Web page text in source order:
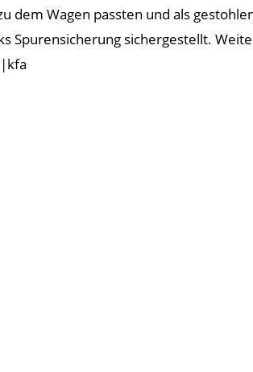
dem Wagen passten und als
Spurensicherung sichergestellt.